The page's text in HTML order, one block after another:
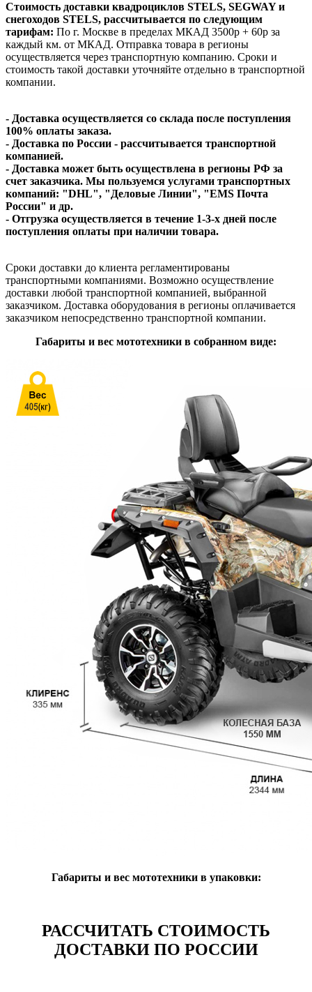
Стоимость доставки квадроциклов STELS, SEGWAY и
снегоходов STELS, рассчитывается по следующим
тарифам: По г. Москве в пределах МКАД 3500р + 60р за
каждый км. от МКАД. Отправка товара в регионы
осуществляется через транспортную компанию. Сроки и
стоимость такой доставки уточняйте отдельно в транспортной
компании.
- Доставка осуществляется со склада после поступления
100% оплаты заказа.
- Доставка по России - рассчитывается транспортной
компанией.
- Доставка может быть осуществлена в регионы РФ за
счет заказчика. Мы пользуемся услугами транспортных
компаний: "DHL", "Деловые Линии", "EMS Почта
России" и др.
- Отгрузка осуществляется в течение 1-3-х дней после
поступления оплаты при наличии товара.
Сроки доставки до клиента регламентированы
транспортными компаниями. Возможно осуществление
доставки любой транспортной компанией, выбранной
заказчиком. Доставка оборудования в регионы оплачивается
заказчиком непосредственно транспортной компании.
Габариты и вес мототехники в собранном виде:
Габариты и вес мототехники в упаковки:
РАССЧИТАТЬ СТОИМОСТЬ
ДОСТАВКИ ПО РОССИИ